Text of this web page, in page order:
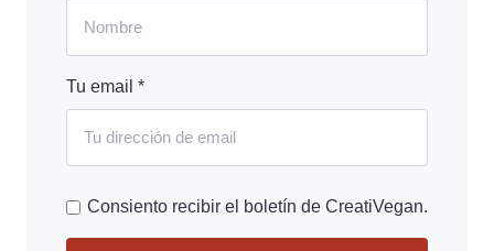
Tu email *
Consiento recibir el boletín de CreatiVegan.